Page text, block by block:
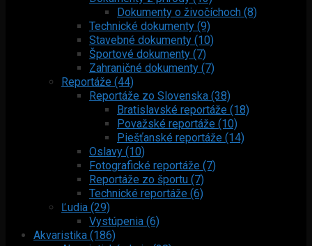
Dokumenty o živočíchoch (8)
Technické dokumenty (9)
Stavebné dokumenty (10)
Športové dokumenty (7)
Zahraničné dokumenty (7)
Reportáže (44)
Reportáže zo Slovenska (38)
Bratislavské reportáže (18)
Považské reportáže (10)
Piešťanské reportáže (14)
Oslavy (10)
Fotografické reportáže (7)
Reportáže zo športu (7)
Technické reportáže (6)
Ľudia (29)
Vystúpenia (6)
Akvaristika (186)